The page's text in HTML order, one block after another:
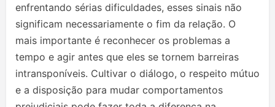
enfrentando sérias dificuldades, esses sinais não
significam necessariamente o fim da relação. O
mais importante é reconhecer os problemas a
tempo e agir antes que eles se tornem barreiras
intransponíveis. Cultivar o diálogo, o respeito mútuo
e a disposição para mudar comportamentos